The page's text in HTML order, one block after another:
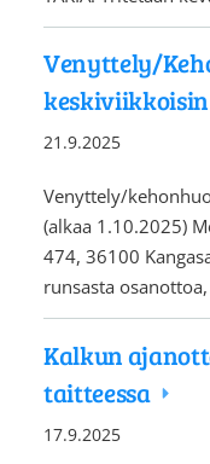
Venyttely/
keskiviikkoisin
21.9.2025
Venyttely/
(alkaa 1.10.2025)
474, 36100
runsasta
Kalkun
taitteessa
17.9.2025